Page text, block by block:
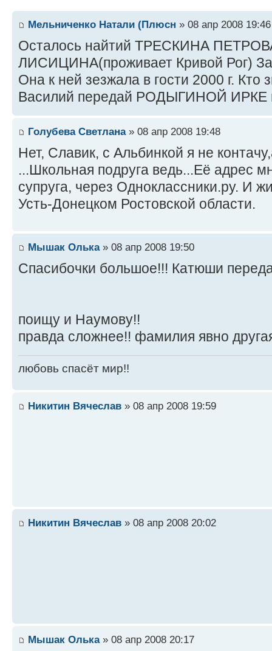
Мельниченко Натали (Плюсн » 08 апр 2008 19:46
Осталось найтий ТРЕСКИНА
ЛИСИЦИНА(проживает Кривой Рог)
Она к ней зезжала в гости 2000 г.
Василий передай РОДЫГИНОЙ ИРКЕ
Голубева Светлана» 08 апр 2008 19:48
Нет, Славик, с Альбинкой я не
...Школьная подруга ведь...Её адрес
супруга, через Одноклассники.ру. И
Усть-Донецком Ростовской области.
Мышак Олька» 08 апр 2008 19:50
Спасибочки большое!!! Катюши
поищу и Наумову!!
правда сложнее!! фамилия явно
любовь спасёт мир!!
Никитин Вячеслав » 08 апр 2008 19:59
Никитин Вячеслав » 08 апр 2008 20:02
Мышак Олька» 08 апр 2008 20:17